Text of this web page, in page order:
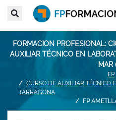
FORMACION PROFESIONAL:
AUXILIAR TÉCNICO EN
MAR
FP
CURSO DE AUXILIAR TÉCNICO
TARRAGONA
FP